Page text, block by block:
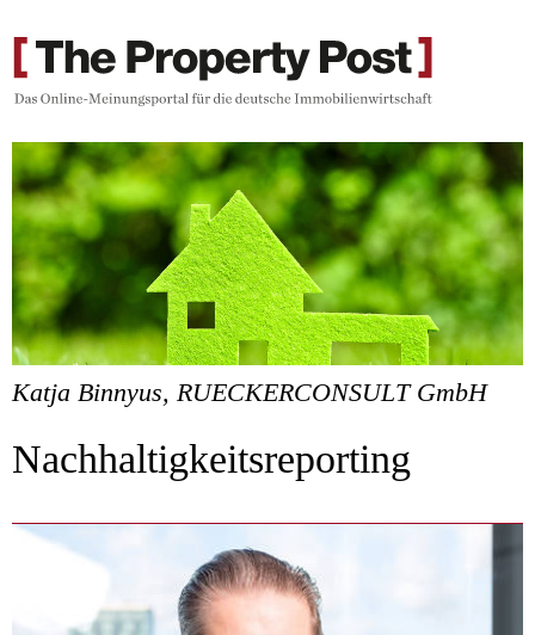
Katja Binnyus, RUECKERCONSULT GmbH
Nachhaltigkeitsreporting